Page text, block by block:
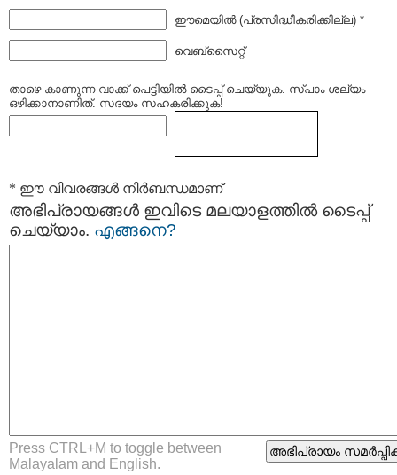
ഈമെയില്‍ (പ്രസിദ്ധീകരിക്കില്ല) *
വെബ്സൈറ്റ്
താഴെ കാണുന്ന വാക്ക് പെട്ടിയില്‍ ടൈപ്പ്‌ ചെയ്യുക. സ്പാം ശല്യം
ഒഴിക്കാനാണിത്. സദയം സഹകരിക്കുക!
* ഈ വിവരങ്ങള്‍ നിര്‍ബന്ധമാണ്
അഭിപ്രായങ്ങള്‍ ഇവിടെ മലയാളത്തില്‍ ടൈപ്പ്
ചെയ്യാം. എങ്ങനെ?
Press CTRL+M to toggle between
Malayalam and English.